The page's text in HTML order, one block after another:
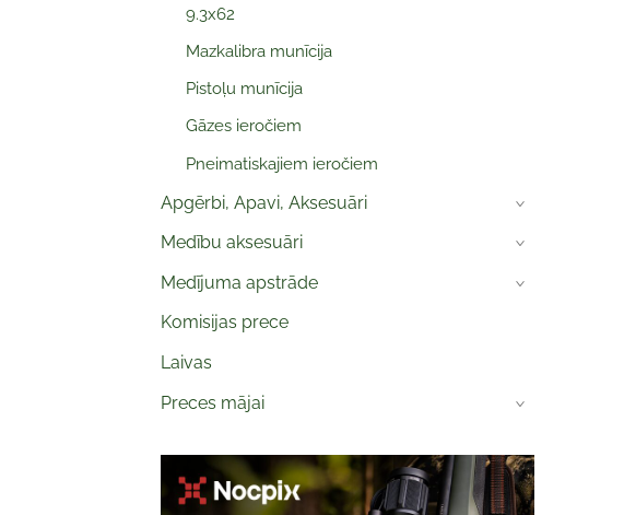
9.3x62
Mazkalibra munīcija
Pistoļu munīcija
Gāzes ieročiem
Pneimatiskajiem ieročiem
Apgērbi, Apavi, Aksesuāri ›
Medību aksesuāri ›
Medījuma apstrāde ›
Komisijas prece
Laivas
Preces mājai
›